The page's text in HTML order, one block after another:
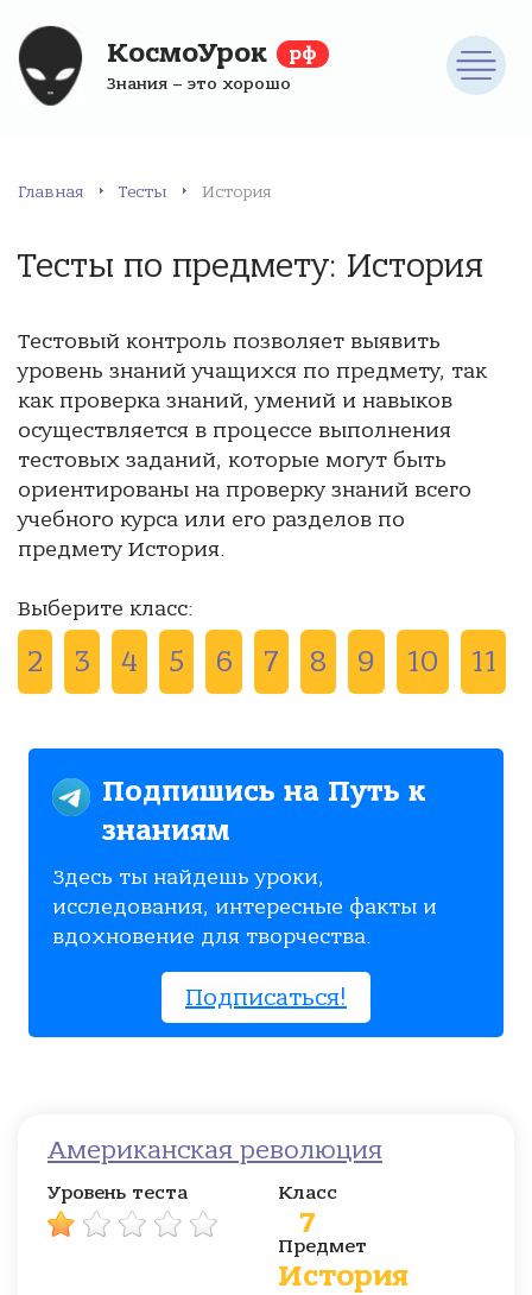
КосмоУрок рф
Знания – это хорошо
Главная Тесты История
Тесты по предмету: История
Тестовый контроль позволяет выявить
уровень знаний учащихся по предмету, так
как проверка знаний, умений и навыков
осуществляется в процессе выполнения
тестовых заданий, которые могут быть
ориентированы на проверку знаний всего
учебного курса или его разделов по
предмету История.
Выберите класс:
2 3 4 5 6 7 8 9 10 11
Подпишись на Путь к
знаниям
Здесь ты найдешь уроки,
исследования, интересные факты и
вдохновение для творчества.
Подписаться!
Американская революция
Уровень теста Класс
7
Предмет
История